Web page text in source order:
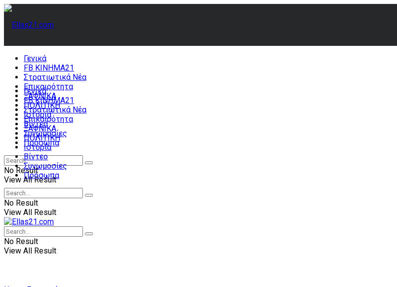
Γενικά
FB ΚΙΝΗΜΑ21
Στρατιωτικά Νέα
Επικαιρότητα
ΞΑΦΝΙΚΑ
ΠΟΛΙΤΙΚΗ
Ιστορία
Βίντεο
Συνωμοσίες
Πρόσωπα
No Result
View All Result
Γενικά
FB ΚΙΝΗΜΑ21
Στρατιωτικά Νέα
Επικαιρότητα
ΞΑΦΝΙΚΑ
ΠΟΛΙΤΙΚΗ
Ιστορία
Βίντεο
Συνωμοσίες
Πρόσωπα
No Result
View All Result
No Result
View All Result